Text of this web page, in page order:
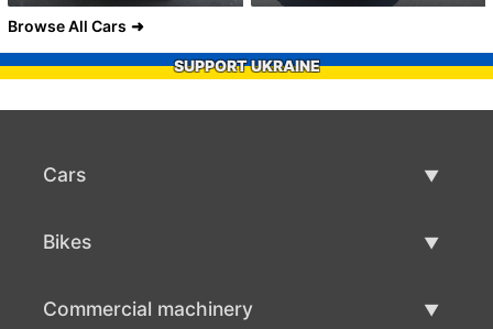
Browse All Cars
SUPPORT UKRAINE
Cars
Bikes
Commercial machinery